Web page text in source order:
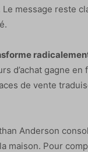
message reste
d’achat gagne
de vente
Anderson
maison. Pour